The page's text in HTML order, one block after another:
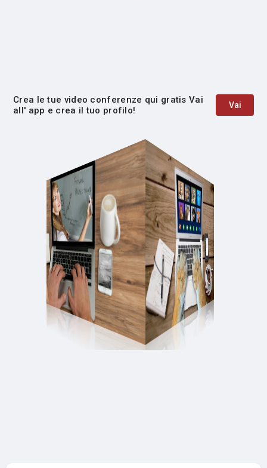
Crea le tue video conferenze qui gratis Vai
all' app e crea il tuo profilo!
Vai